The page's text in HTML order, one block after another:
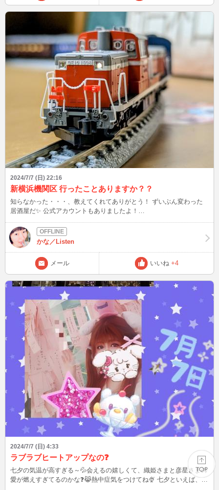
2024/7/7 (日) 22:16
新横浜機関区 行ったことありますか？？
知らなかった・・・、教えてくれてありがとう！ ずいぶん変わった
居酒屋だ✨ 公式アカウントもありましたよ！
さんが多い印象 作り込んだ模型の電車も走ってるから、みてるだけ
でも楽しそうだね！！ 一度行ってみる価値あり！！？？ 皆さんは新
横浜機関区 行ったことありますか？？ この後、22:30 最高気温36℃
です、熱中症や脱水症状に気をつけましょう！ ブログは皆様から頂
いたご質問、教えてもらったこと、盛り上がった話題を発信！ 良い
なと思った方は、お気に入り登録よろしくお願いします(^^) Xもあり
ますので、プロフィールの「BLOG」からどうぞ♪ こんなファッショ
ンして、待ち合わせしてなど、リクエストOK☆ 最後まで読んでいた
だき、ありがとうございましたm(__)m
かな／Listen
メール いいね +4
2024/7/7 (日) 4:33
ラブラブヒートアップなの❓️
七夕の気温が高すぎる～💦会えるの嬉しくて、織姫さまと彦星さまの
愛が燃えすぎてるのかな❓️😹熱中症気をつけてね🍨 七夕といえば、キ